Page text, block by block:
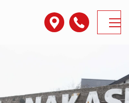
アクセス電話番号
MENU